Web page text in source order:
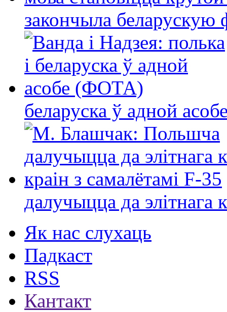
закончыла беларускую
беларуска ў адной
далучыцца да элітнага
Як нас слухаць
Падкаст
RSS
Кантакт